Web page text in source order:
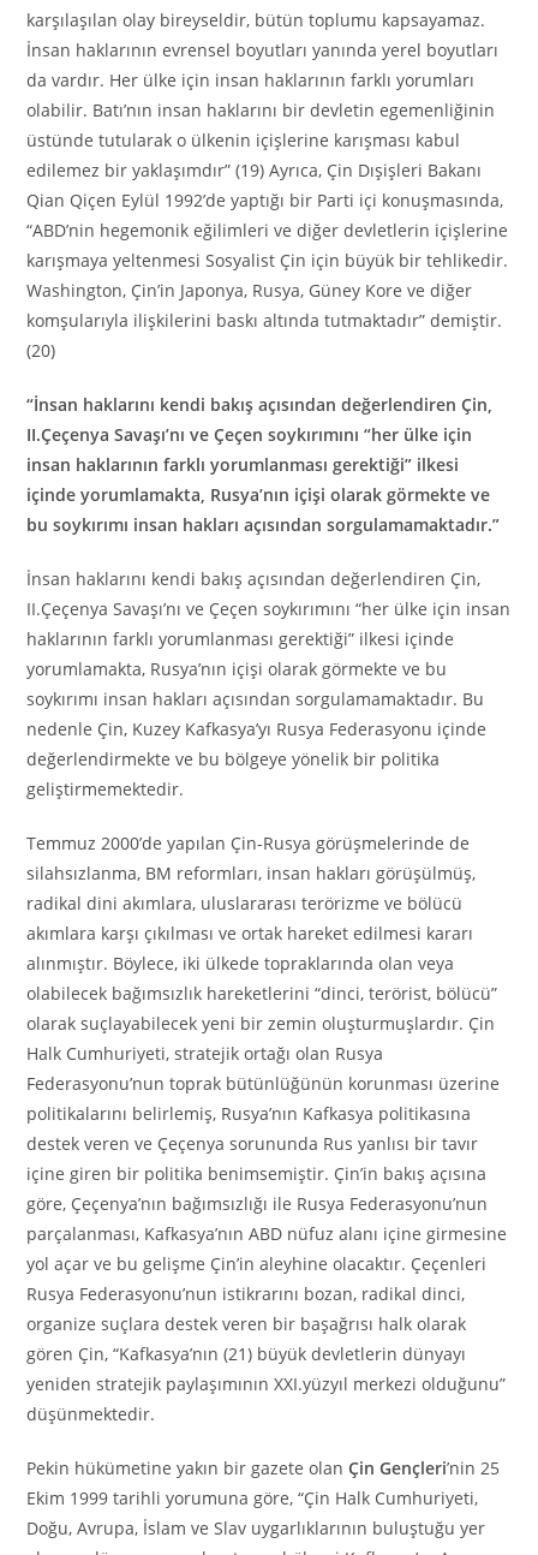
karşılaşılan olay bireyseldir, bütün toplumu kapsayamaz.
İnsan haklarının evrensel boyutları yanında yerel boyutları
da vardır. Her ülke için insan haklarının farklı yorumları
olabilir. Batı’nın insan haklarını bir devletin egemenliğinin
üstünde tutularak o ülkenin içişlerine karışması kabul
edilemez bir yaklaşımdır” (19) Ayrıca, Çin Dışişleri Bakanı
Qian Qiçen Eylül 1992’de yaptığı bir Parti içi konuşmasında,
“ABD’nin hegemonik eğilimleri ve diğer devletlerin içişlerine
karışmaya yeltenmesi Sosyalist Çin için büyük bir tehlikedir.
Washington, Çin’in Japonya, Rusya, Güney Kore ve diğer
komşularıyla ilişkilerini baskı altında tutmaktadır” demiştir.
(20)
“İnsan haklarını kendi bakış açısından değerlendiren Çin,
II.Çeçenya Savaşı’nı ve Çeçen soykırımını “her ülke için
insan haklarının farklı yorumlanması gerektiği” ilkesi
içinde yorumlamakta, Rusya’nın içişi olarak görmekte ve
bu soykırımı insan hakları açısından sorgulamamaktadır.”
İnsan haklarını kendi bakış açısından değerlendiren Çin,
II.Çeçenya Savaşı’nı ve Çeçen soykırımını “her ülke için insan
haklarının farklı yorumlanması gerektiği” ilkesi içinde
yorumlamakta, Rusya’nın içişi olarak görmekte ve bu
soykırımı insan hakları açısından sorgulamamaktadır. Bu
nedenle Çin, Kuzey Kafkasya’yı Rusya Federasyonu içinde
değerlendirmekte ve bu bölgeye yönelik bir politika
geliştirmemektedir.
Temmuz 2000’de yapılan Çin-Rusya görüşmelerinde de
silahsızlanma, BM reformları, insan hakları görüşülmüş,
radikal dini akımlara, uluslararası terörizme ve bölücü
akımlara karşı çıkılması ve ortak hareket edilmesi kararı
alınmıştır. Böylece, iki ülkede topraklarında olan veya
olabilecek bağımsızlık hareketlerini “dinci, terörist, bölücü”
olarak suçlayabilecek yeni bir zemin oluşturmuşlardır. Çin
Halk Cumhuriyeti, stratejik ortağı olan Rusya
Federasyonu’nun toprak bütünlüğünün korunması üzerine
politikalarını belirlemiş, Rusya’nın Kafkasya politikasına
destek veren ve Çeçenya sorununda Rus yanlısı bir tavır
içine giren bir politika benimsemiştir. Çin’in bakış açısına
göre, Çeçenya’nın bağımsızlığı ile Rusya Federasyonu’nun
parçalanması, Kafkasya’nın ABD nüfuz alanı içine girmesine
yol açar ve bu gelişme Çin’in aleyhine olacaktır. Çeçenleri
Rusya Federasyonu’nun istikrarını bozan, radikal dinci,
organize suçlara destek veren bir başağrısı halk olarak
gören Çin, “Kafkasya’nın (21) büyük devletlerin dünyayı
yeniden stratejik paylaşımının XXI.yüzyıl merkezi olduğunu”
düşünmektedir.
Pekin hükümetine yakın bir gazete olanÇin Gençleri’nin 25
Ekim 1999 tarihli yorumuna göre, “Çin Halk Cumhuriyeti,
Doğu, Avrupa, İslam ve Slav uygarlıklarının buluştuğu yer